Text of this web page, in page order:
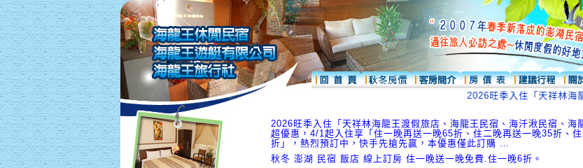
2026旺季入住「天祥林海龍
2026旺季入住「天祥林海龍王渡假旅店、海龍王民宿、海汘湫民宿、海
超優惠，4/1起入住享「住一晚再送一晚65折、住二晚再送一晚35折、
折」，熱烈預訂中，快手先搶先贏，本優惠僅此訂購 …
秋冬 澎湖 民宿 飯店 線上訂房 住一晚送一晚免費.住一晚6折。